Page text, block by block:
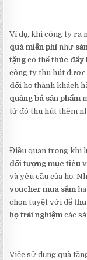
Ví dụ, khi công ty ra
quà miễn phí như
tặng có thểthúc đẩy
công ty thu hút
đổi họ thành khách
quảng bá sản phẩm
từ đó thu hút thêm
Điều quan trọng khi
đối tượng mục tiêu
và yêu cầu của họ.
voucher mua sắm
chọn tuyệt vời để
họ trải nghiệm các
Việc sử dụng quà